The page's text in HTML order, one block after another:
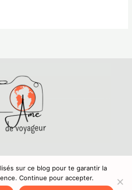
, Politique de confidentialité
2024 Amedevoyageur.fr
sur ce blog pour te garantir la
Continue pour accepter.